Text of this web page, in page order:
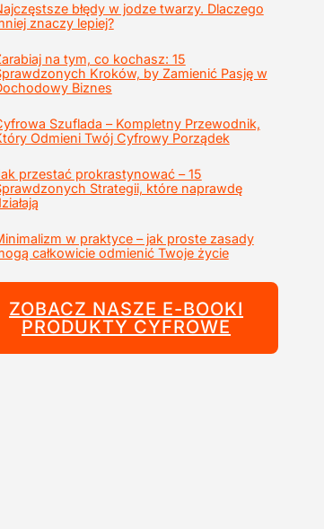
błędy w jodze twarzy. Dlaczego
znaczy lepiej?
na tym, co kochasz: 15
Kroków, by Zamienić Pasję w
Biznes
Szuflada – Kompletny Przewodnik,
Odmieni Twój Cyfrowy Porządek
przestać prokrastynować – 15
Strategii, które naprawdę
w praktyce – jak proste zasady
całkowicie odmienić Twoje życie
ZOBACZ NASZE E-BOOKI
PRODUKTY CYFROWE